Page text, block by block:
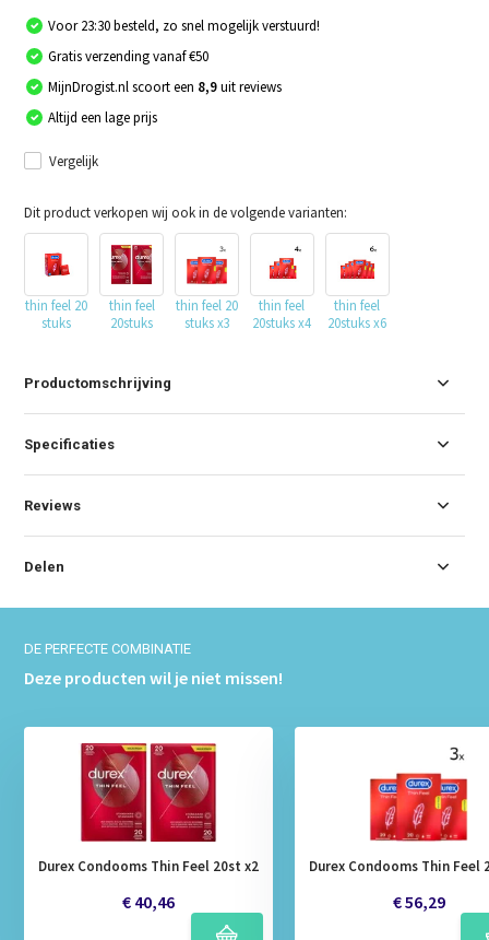
Voor 23:30 besteld, zo snel mogelijk verstuurd!
Gratis verzending vanaf €50
MijnDrogist.nl scoort een 8,9uit reviews
Altijd een lage prijs
Vergelijk
Dit product verkopen wij ook in de volgende varianten:
thin feel 20
stuks
thin feel
20stuks
thin feel 20
stuks x3
thin feel
20stuks x4
thin feel
20stuks x6
Productomschrijving
Specificaties
Reviews
Delen
DE PERFECTE COMBINATIE
Deze producten wil je niet missen!
Durex Condooms Thin Feel 20st x2
€ 40,46
Durex Condooms Thin Feel
€ 56,29